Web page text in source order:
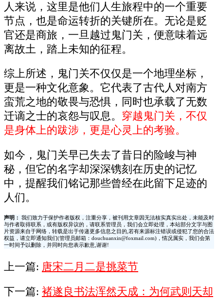
人来说，这里是他们人生旅程中的一个重要
节点，也是命运转折的关键所在。无论是贬
官还是商旅，一旦越过鬼门关，便意味着远
离故土，踏上未知的征程。
综上所述，鬼门关不仅仅是一个地理坐标，
更是一种文化意象。它代表了古代人对南方
蛮荒之地的敬畏与恐惧，同时也承载了无数
迁谪之士的哀怨与叹息。 穿越鬼门关，不仅
是身体上的跋涉，更是心灵上的考验。
如今，鬼门关早已失去了昔日的险峻与神
秘，但它的名字却深深镌刻在历史的记忆
中，提醒我们铭记那些曾经在此留下足迹的
人们。
声明：
我们致力于保护作者版权，注重分享，被刊用文章因无法核实真实出处，未能及时
与作者取得联系，或有版权异议的，请联系管理员，我们会立即处理，本站部分文字与图
片资源来自于网络，转载是出于传递更多信息之目的,若有来源标注错误或侵犯了您的合法
权益，请立即通知我们(管理员邮箱：douchuanxin@foxmail.com)，情况属实，我们会第
一时间予以删除，并同时向您表示歉意,谢谢!
上一篇: 唐宋二月二是挑菜节
下一篇: 褚遂良书法浑然天成：为何武则天却